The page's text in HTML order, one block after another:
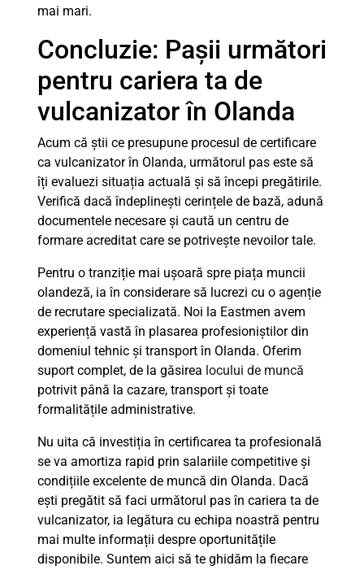
mai mari.
Concluzie: Pașii următori
pentru cariera ta de
vulcanizator în Olanda
Acum că știi ce presupune procesul de certificare
ca vulcanizator în Olanda, următorul pas este să
îți evaluezi situația actuală și să începi pregătirile.
Verifică dacă îndeplinești cerințele de bază, adună
documentele necesare și caută un centru de
formare acreditat care se potrivește nevoilor tale.
Pentru o tranziție mai ușoară spre piața muncii
olandeză, ia în considerare să lucrezi cu o agenție
de recrutare specializată. Noi la Eastmen avem
experiență vastă în plasarea profesioniștilor din
domeniul tehnic și transport în Olanda. Oferim
suport complet, de la găsirea locului de muncă
potrivit până la cazare, transport și toate
formalitățile administrative.
Nu uita că investiția în certificarea ta profesională
se va amortiza rapid prin salariile competitive și
condițiile excelente de muncă din Olanda. Dacă
ești pregătit să faci următorul pas în cariera ta de
vulcanizator, ia legătura cu echipa noastră pentru
mai multe informații despre oportunitățile
disponibile. Suntem aici să te ghidăm la fiecare